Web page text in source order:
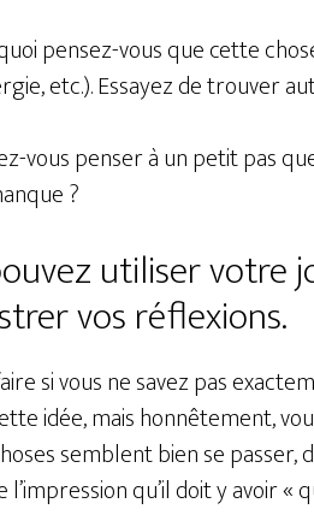
pensez-vous que cette
etc.). Essayez de trouver
vous penser à un petit pas
?
utiliser
vos réflexions.
si vous ne savez pas
idée, mais honnêtement,
semblent bien se passer,
qu’il doit y avoir